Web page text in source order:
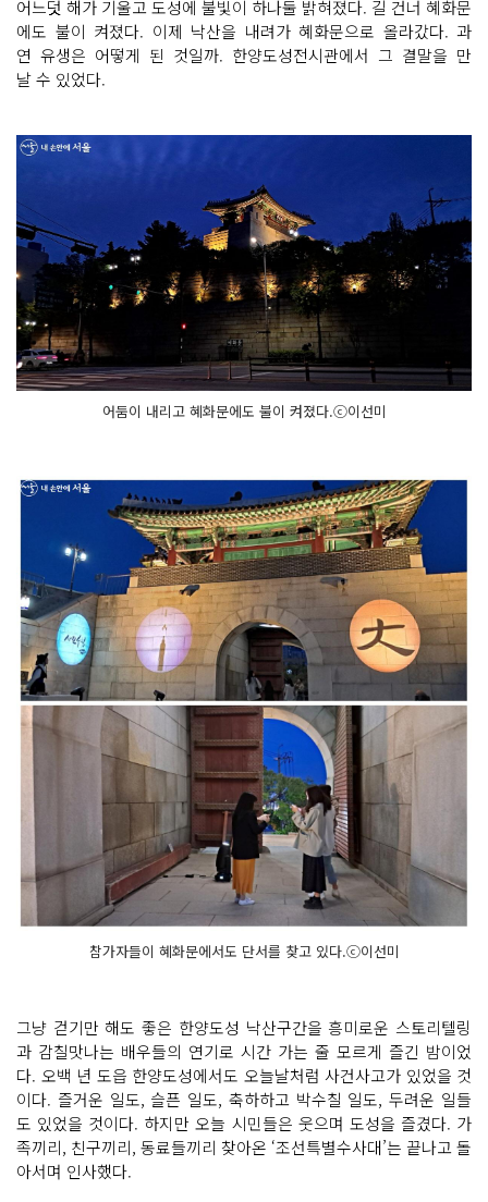
어느덧 해가 기울고 도성에 불빛이 하나둘 밝혀졌다. 길 건너 혜화문
에도 불이 켜졌다. 이제 낙산을 내려가 혜화문으로 올라갔다. 과
연 유생은 어떻게 된 것일까. 한양도성전시관에서 그 결말을 만
날 수 있었다.
어둠이 내리고 혜화문에도 불이 켜졌다.ⓒ이선미
참가자들이 혜화문에서도 단서를 찾고 있다.ⓒ이선미
그냥 걷기만 해도 좋은 한양도성 낙산구간을 흥미로운 스토리텔링
과 감칠맛나는 배우들의 연기로 시간 가는 줄 모르게 즐긴 밤이었
다. 오백 년 도읍 한양도성에서도 오늘날처럼 사건사고가 있었을 것
이다. 즐거운 일도, 슬픈 일도, 축하하고 박수칠 일도, 두려운 일들
도 있었을 것이다. 하지만 오늘 시민들은 웃으며 도성을 즐겼다. 가
족끼리, 친구끼리, 동료들끼리 찾아온 ‘조선특별수사대’는 끝나고 돌
아서며 인사했다.